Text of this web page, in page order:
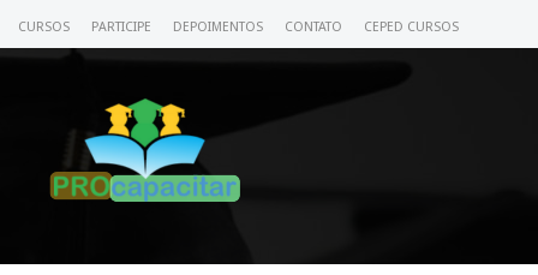
CURSOS PARTICIPE DEPOIMENTOS CONTATO CEPED CURSOS